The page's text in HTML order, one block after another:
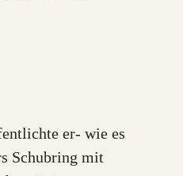
er- wie es
Schubring mit